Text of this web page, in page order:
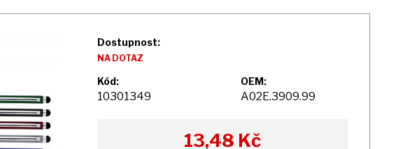
Dostupnost:
NA DOTAZ
Kód:
10301349
OEM:
A02E.3909.99
13,48 Kč